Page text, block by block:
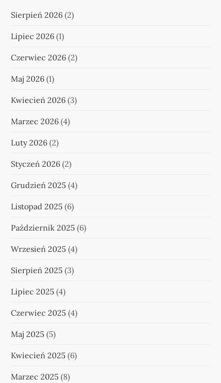
Sierpień 2026 (2)
Lipiec 2026 (1)
Czerwiec 2026 (2)
Maj 2026 (1)
Kwiecień 2026 (3)
Marzec 2026 (4)
Luty 2026 (2)
Styczeń 2026 (2)
Grudzień 2025 (4)
Listopad 2025 (6)
Październik 2025 (6)
Wrzesień 2025 (4)
Sierpień 2025 (3)
Lipiec 2025 (4)
Czerwiec 2025 (4)
Maj 2025 (5)
Kwiecień 2025 (6)
Marzec 2025 (8)